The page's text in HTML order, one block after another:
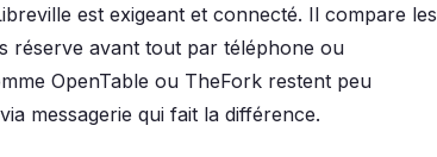
est exigeant et connecté. Il compare les
réserve avant tout par téléphone ou
OpenTable ou TheFork restent peu
messagerie qui fait la différence.